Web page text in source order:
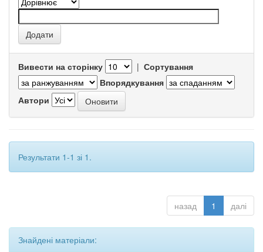
Вивести на сторінку | Сортування
Впорядкування
Автори
Результати 1-1 зі 1.
назад 1 далі
Знайдені матеріали: